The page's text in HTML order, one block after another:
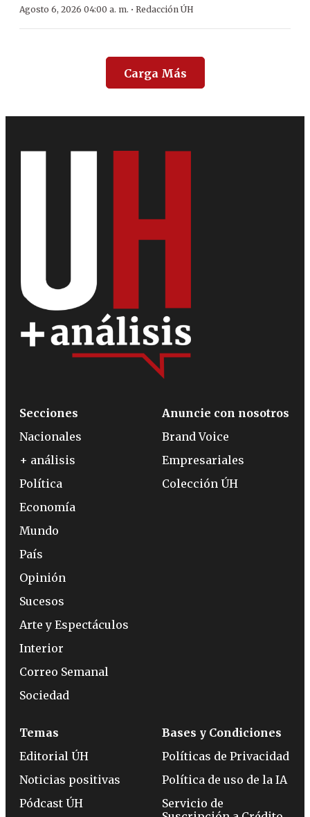
Agosto 6, 2026 04:00 a. m. · Redacción ÚH
Carga Más
Secciones
Nacionales
+ análisis
Política
Economía
Mundo
País
Opinión
Sucesos
Arte y Espectáculos
Interior
Correo Semanal
Sociedad
Anuncie con nosotros
Brand Voice
Empresariales
Colección ÚH
Temas
Editorial ÚH
Noticias positivas
Pódcast ÚH
Bases y Condiciones
Políticas de Privacidad
Política de uso de la IA
Servicio de